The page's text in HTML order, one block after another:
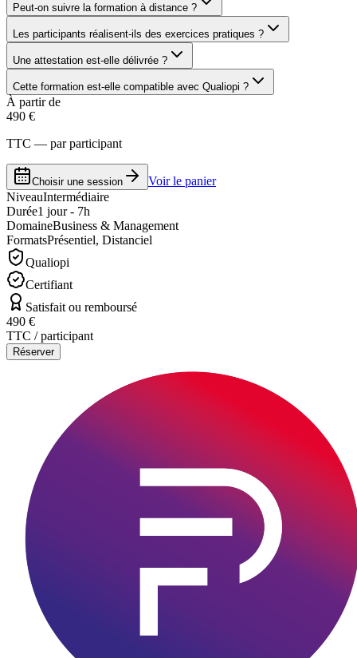
Peut-on suivre la formation à distance ?
Les participants réalisent-ils des exercices pratiques ?
Une attestation est-elle délivrée ?
Cette formation est-elle compatible avec Qualiopi ?
À partir de
490 €
TTC — par participant
Choisir une session
Voir le panier
NiveauIntermédiaire
Durée1 jour - 7h
DomaineBusiness & Management
FormatsPrésentiel, Distanciel
Qualiopi
Certifiant
Satisfait ou remboursé
490 €
TTC / participant
Réserver